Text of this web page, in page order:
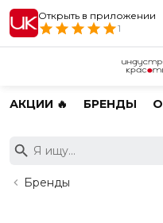
Открыть в приложении
1
АКЦИИ 🔥 БРЕНДЫ
Бренды